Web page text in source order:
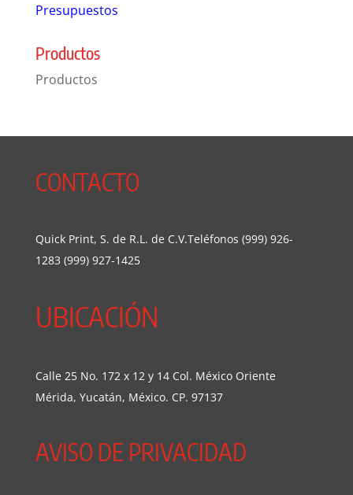
Presupuestos
Productos
Productos
CONTACTO
Quick Print, S. de R.L. de C.V.Teléfonos (999) 926-
1283 (999) 927-1425
UBICACIÓN
Calle 25 No. 172 x 12 y 14 Col. México Oriente
Mérida, Yucatán, México. CP. 97137
AVISO DE PRIVACIDAD